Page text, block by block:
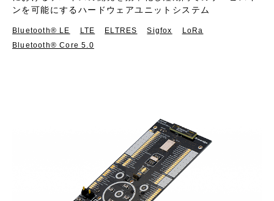
ンを可能にするハードウェアユニットシステム
Bluetooth®︎ LE LTE ELTRES Sigfox
LoRa
Bluetooth® Core 5.0